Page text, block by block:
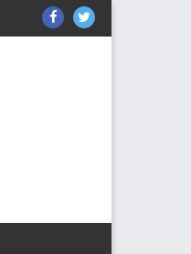
ThemeGrill
on
ThemeGrill
on